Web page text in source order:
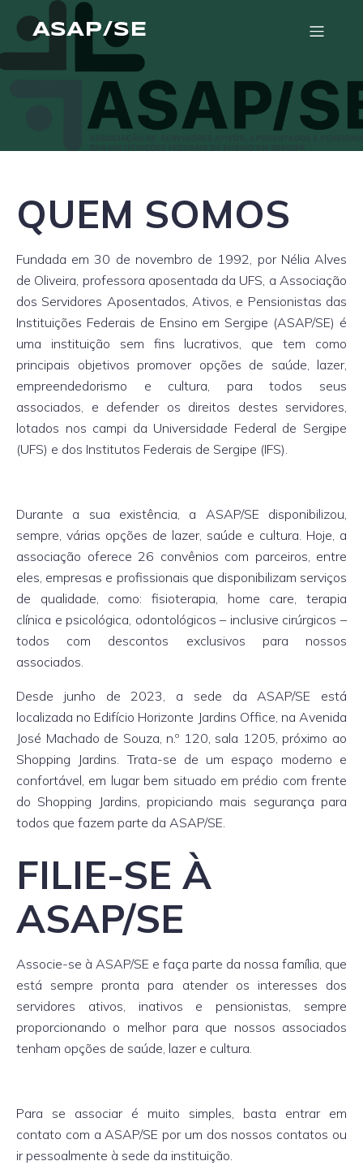
ASAP/SE
QUEM SOMOS
Fundada em 30 de novembro de 1992, por Nélia Alves
de Oliveira, professora aposentada da UFS, a Associação
dos Servidores Aposentados, Ativos, e Pensionistas das
Instituições Federais de Ensino em Sergipe (ASAP/SE) é
uma instituição sem fins lucrativos, que tem como
principais objetivos promover opções de saúde, lazer,
empreendedorismo e cultura, para todos seus
associados, e defender os direitos destes servidores,
lotados nos campi da Universidade Federal de Sergipe
(UFS) e dos Institutos Federais de Sergipe (IFS).
Durante a sua existência, a ASAP/SE disponibilizou,
sempre, várias opções de lazer, saúde e cultura. Hoje, a
associação oferece 26 convênios com parceiros, entre
eles, empresas e profissionais que disponibilizam serviços
de qualidade, como: fisioterapia, home care, terapia
clínica e psicológica, odontológicos – inclusive cirúrgicos –
todos com descontos exclusivos para nossos
associados.
Desde junho de 2023, a sede da ASAP/SE está
localizada no Edifício Horizonte Jardins Office, na Avenida
José Machado de Souza, n.º 120, sala 1205, próximo ao
Shopping Jardins. Trata-se de um espaço moderno e
confortável, em lugar bem situado em prédio com frente
do Shopping Jardins, propiciando mais segurança para
todos que fazem parte da ASAP/SE.
FILIE-SE À
ASAP/SE
Associe-se à ASAP/SE e faça parte da nossa família, que
está sempre pronta para atender os interesses dos
servidores ativos, inativos e pensionistas, sempre
proporcionando o melhor para que nossos associados
tenham opções de saúde, lazer e cultura.
Para se associar é muito simples, basta entrar em
contato com a ASAP/SE por um dos nossos contatos ou
ir pessoalmente à sede da instituição.